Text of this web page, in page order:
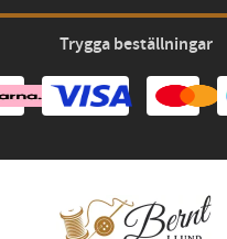
Trygga beställningar